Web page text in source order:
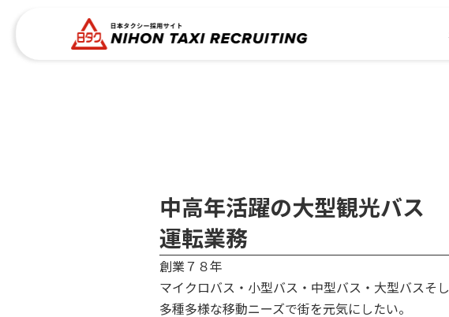
中高年活躍の大型観光バス
運転業務
創業７８年
マイクロバス・小型バス・中型バス・大型バスそ
多種多様な移動ニーズで街を元気にしたい。